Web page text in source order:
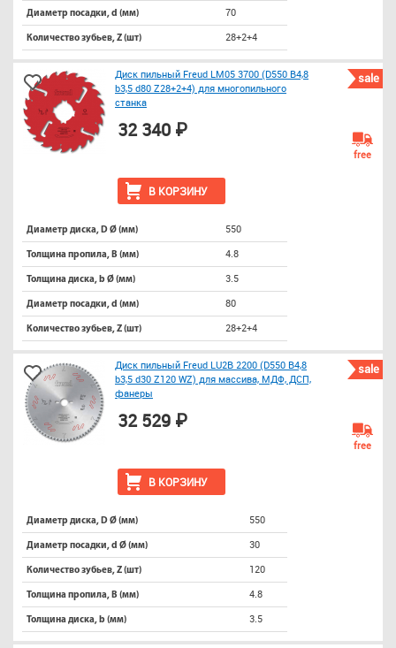
Диаметр посадки, d (мм) 70
Количество зубьев, Z (шт) 28+2+4
sale
Диск пильный Freud LM05 3700 (D550 B4,8
b3,5 d80 Z28+2+4) для многопильного
станка
В КОРЗИНУ
32 340 ₽
free
Диаметр диска, D Ø (мм) 550
Толщина пропила, B (мм) 4.8
Толщина диска, b Ø (мм) 3.5
Диаметр посадки, d (мм) 80
Количество зубьев, Z (шт) 28+2+4
sale
Диск пильный Freud LU2B 2200 (D550 B4,8
b3,5 d30 Z120 WZ) для массива, МДФ, ДСП,
фанеры
В КОРЗИНУ
32 529 ₽
free
Диаметр диска, D Ø (мм) 550
Диаметр посадки, d Ø (мм) 30
Количество зубьев, Z (шт) 120
Толщина пропила, B (мм) 4.8
Толщина диска, b (мм) 3.5